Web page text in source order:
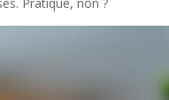
Pratique, non ?